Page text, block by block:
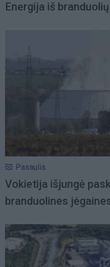
Energija iš
Pasaulis
Vokietija išjungė
branduolines